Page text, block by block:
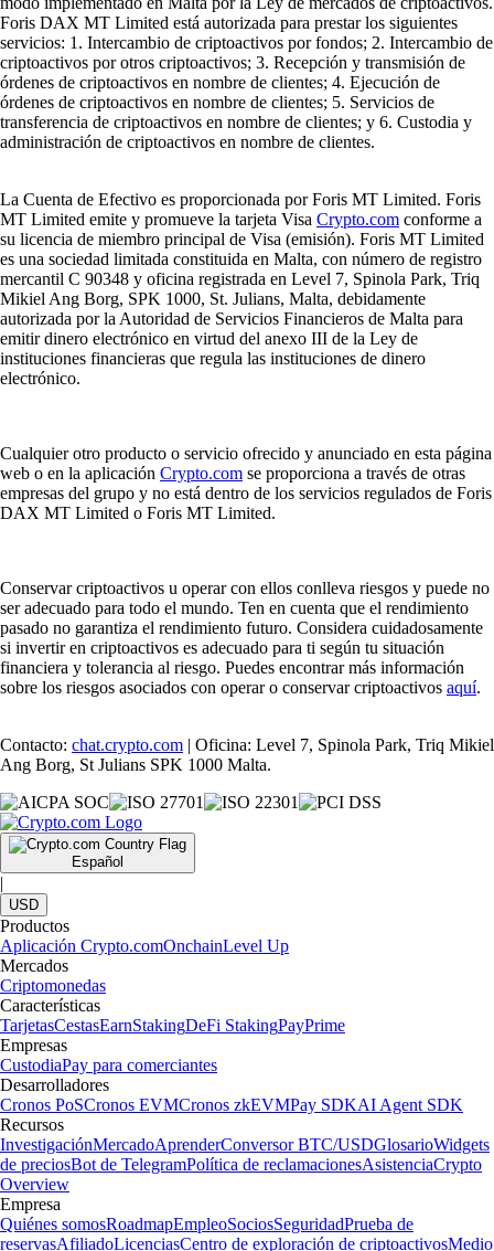
Foris DAX MT Limited está autorizada para prestar los siguientes
servicios: 1. Intercambio de criptoactivos por fondos; 2. Intercambio de
criptoactivos por otros criptoactivos; 3. Recepción y transmisión de
órdenes de criptoactivos en nombre de clientes; 4. Ejecución de
órdenes de criptoactivos en nombre de clientes; 5. Servicios de
transferencia de criptoactivos en nombre de clientes; y 6. Custodia y
administración de criptoactivos en nombre de clientes.
La Cuenta de Efectivo es proporcionada por Foris MT Limited. Foris
MT Limited emite y promueve la tarjeta Visa Crypto.com conforme a
su licencia de miembro principal de Visa (emisión). Foris MT Limited
es una sociedad limitada constituida en Malta, con número de registro
mercantil C 90348 y oficina registrada en Level 7, Spinola Park, Triq
Mikiel Ang Borg, SPK 1000, St. Julians, Malta, debidamente
autorizada por la Autoridad de Servicios Financieros de Malta para
emitir dinero electrónico en virtud del anexo III de la Ley de
instituciones financieras que regula las instituciones de dinero
electrónico.
Cualquier otro producto o servicio ofrecido y anunciado en esta página
web o en la aplicación Crypto.com se proporciona a través de otras
empresas del grupo y no está dentro de los servicios regulados de Foris
DAX MT Limited o Foris MT Limited.
Conservar criptoactivos u operar con ellos conlleva riesgos y puede no
ser adecuado para todo el mundo. Ten en cuenta que el rendimiento
pasado no garantiza el rendimiento futuro. Considera cuidadosamente
si invertir en criptoactivos es adecuado para ti según tu situación
financiera y tolerancia al riesgo. Puedes encontrar más información
sobre los riesgos asociados con operar o conservar criptoactivos aquí.
Contacto: chat.crypto.com | Oficina: Level 7, Spinola Park, Triq Mikiel
Ang Borg, St Julians SPK 1000 Malta.
Español
|
USD
Productos
Aplicación Crypto.comOnchainLevel Up
Mercados
Criptomonedas
Características
TarjetasCestasEarnStakingDeFi StakingPayPrime
Empresas
CustodiaPay para comerciantes
Desarrolladores
Cronos PoSCronos EVMCronos zkEVMPay SDKAI Agent SDK
Recursos
InvestigaciónMercadoAprenderConversor BTC/USDGlosarioWidgets
de preciosBot de TelegramPolítica de reclamacionesAsistenciaCrypto
Overview
Empresa
Quiénes somosRoadmapEmpleoSociosSeguridadPrueba de
reservasAfiliadoLicenciasCentro de exploración de criptoactivosMedio